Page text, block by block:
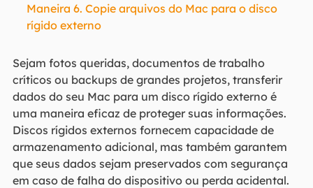
Maneira 6. Copie arquivos do Mac para o disco
rígido externo
Sejam fotos queridas, documentos de trabalho
críticos ou backups de grandes projetos, transferir
dados do seu Mac para um disco rígido externo é
uma maneira eficaz de proteger suas informações.
Discos rígidos externos fornecem capacidade de
armazenamento adicional, mas também garantem
que seus dados sejam preservados com segurança
em caso de falha do dispositivo ou perda acidental.